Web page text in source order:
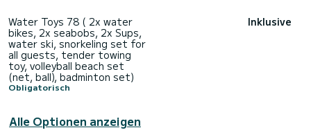
Water Toys 78 ( 2x water
bikes, 2x seabobs, 2x Sups,
water ski, snorkeling set for
all guests, tender towing
toy, volleyball beach set
(net, ball), badminton set)
Obligatorisch
Inklusive
Alle Optionen anzeigen